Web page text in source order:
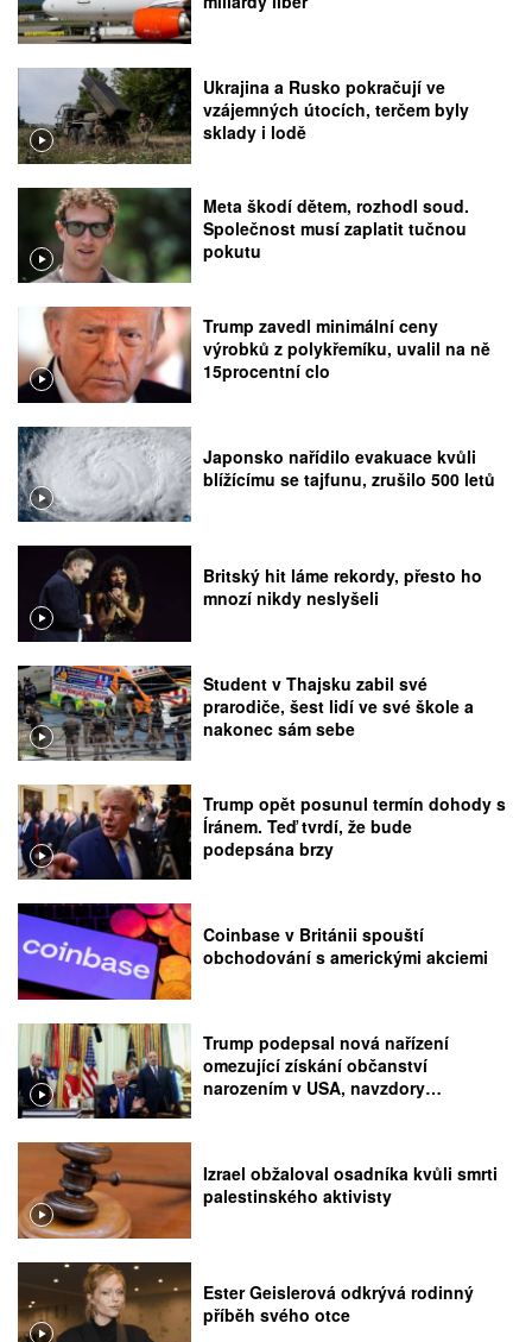
Ukrajina a Rusko pokračují ve
vzájemných útocích, terčem byly
sklady i lodě
Meta škodí dětem, rozhodl soud.
Společnost musí zaplatit tučnou
pokutu
Trump zavedl minimální ceny
výrobků z polykřemíku, uvalil na ně
15procentní clo
Japonsko nařídilo evakuace kvůli
blížícímu se tajfunu, zrušilo 500 letů
Britský hit láme rekordy, přesto ho
mnozí nikdy neslyšeli
Student v Thajsku zabil své
prarodiče, šest lidí ve své škole a
nakonec sám sebe
Trump opět posunul termín dohody s
Íránem. Teď tvrdí, že bude
podepsána brzy
Coinbase v Británii spouští
obchodování s americkými akciemi
Trump podepsal nová nařízení
omezující získání občanství
narozením v USA, navzdory
Izrael obžaloval osadníka kvůli smrti
palestinského aktivisty
Ester Geislerová odkrývá rodinný
příběh svého otce